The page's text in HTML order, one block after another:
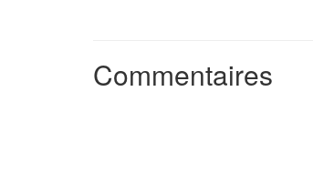
Commentaires